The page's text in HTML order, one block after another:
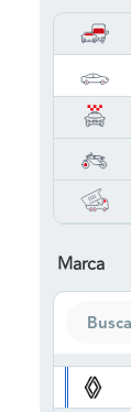
Marca